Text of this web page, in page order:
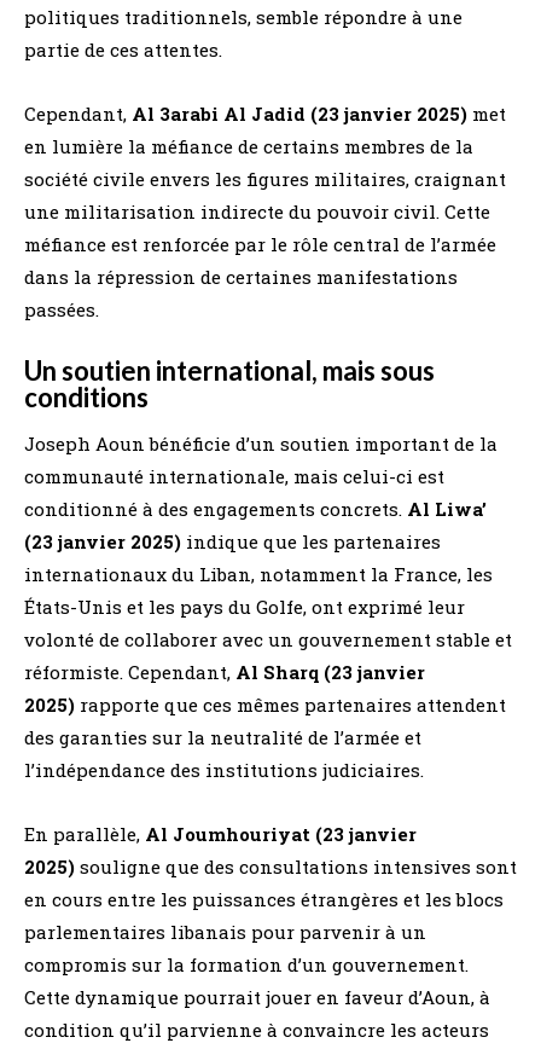
politiques traditionnels, semble répondre à une
partie de ces attentes.
Cependant, Al 3arabi Al Jadid (23 janvier 2025) met
en lumière la méfiance de certains membres de la
société civile envers les figures militaires, craignant
une militarisation indirecte du pouvoir civil. Cette
méfiance est renforcée par le rôle central de l’armée
dans la répression de certaines manifestations
passées.
Un soutien international, mais sous
conditions
Joseph Aoun bénéficie d’un soutien important de la
communauté internationale, mais celui-ci est
conditionné à des engagements concrets. Al Liwa’
(23 janvier 2025) indique que les partenaires
internationaux du Liban, notamment la France, les
États-Unis et les pays du Golfe, ont exprimé leur
volonté de collaborer avec un gouvernement stable et
réformiste. Cependant, Al Sharq (23 janvier
2025) rapporte que ces mêmes partenaires attendent
des garanties sur la neutralité de l’armée et
l’indépendance des institutions judiciaires.
En parallèle, Al Joumhouriyat (23 janvier
2025) souligne que des consultations intensives sont
en cours entre les puissances étrangères et les blocs
parlementaires libanais pour parvenir à un
compromis sur la formation d’un gouvernement.
Cette dynamique pourrait jouer en faveur d’Aoun, à
condition qu’il parvienne à convaincre les acteurs